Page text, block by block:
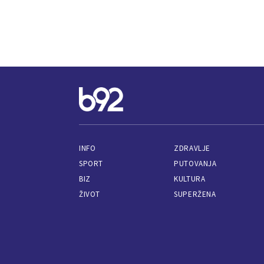
INFO
SPORT
BIZ
ŽIVOT
ZDRAVLJE
PUTOVANJA
KULTURA
SUPERŽENA